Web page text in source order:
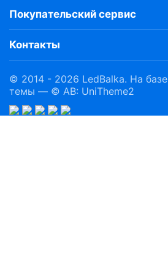
Покупательский сервис
Контакты
© 2014 - 2026 LedBalka. На базе
темы — © AB: UniTheme2